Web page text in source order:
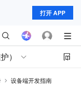
打开 APP
）
设备端开发指南